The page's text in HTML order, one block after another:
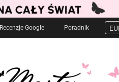
Recenzje Google Poradnik